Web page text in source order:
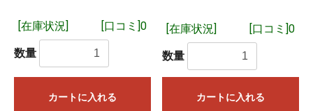
[在庫状況] [口コミ]0
数量
カートに入れる
[在庫状況] [口コミ]0
数量
カートに入れる